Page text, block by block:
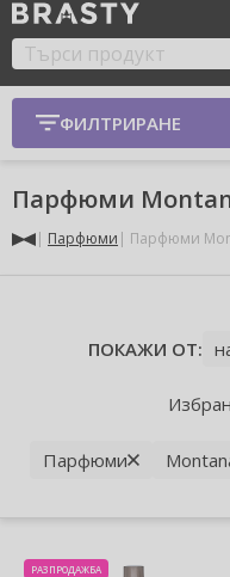
ФИЛТРИРАНЕ
Парфюми
Парфюми Парфюми
ПОКАЖИ ОТ:
Парфюми
РАЗПРОДАЖБА